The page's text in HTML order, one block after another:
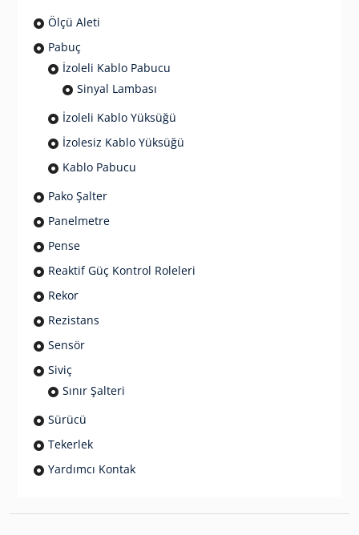
Ölçü Aleti
Pabuç
İzoleli Kablo Pabucu
Sinyal Lambası
İzoleli Kablo Yüksüğü
İzolesiz Kablo Yüksüğü
Kablo Pabucu
Pako Şalter
Panelmetre
Pense
Reaktif Güç Kontrol Roleleri
Rekor
Rezistans
Sensör
Siviç
Sınır Şalteri
Sürücü
Tekerlek
Yardımcı Kontak